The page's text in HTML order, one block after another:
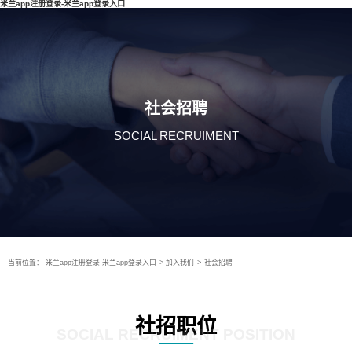
米兰app注册登录-米兰app登录入口
社会招聘
SOCIAL RECRUIMENT
当前位置： 米兰app注册登录-米兰app登录入口 > 加入我们 > 社会招聘
社招职位
SOCIAL RECRUIMENT POSITION